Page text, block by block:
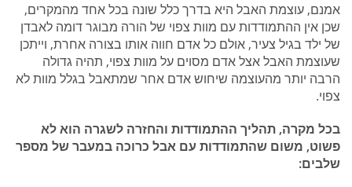
אמנם, עוצמת האבל היא בדרך כלל שונה בכל אחד מהמקרים,
שכן אין ההתמודדות עם מוות צפוי של הורה מבוגר דומה לאבדן
של ילד בגיל צעיר, אולם כל אדם חווה אותו בצורה אחרת, וייתכן
שעוצמת האבל אצל אדם מסוים על מוות צפוי, תהיה גדולה
הרבה יותר מהעוצמה שיחוש אדם אחר שמתאבל בגלל מוות לא
צפוי.
בכל מקרה, תהליך ההתמודדות והחזרה לשגרה הוא לא
פשוט, משום שהתמודדות עם אבל כרוכה במעבר של מספר
שלבים: